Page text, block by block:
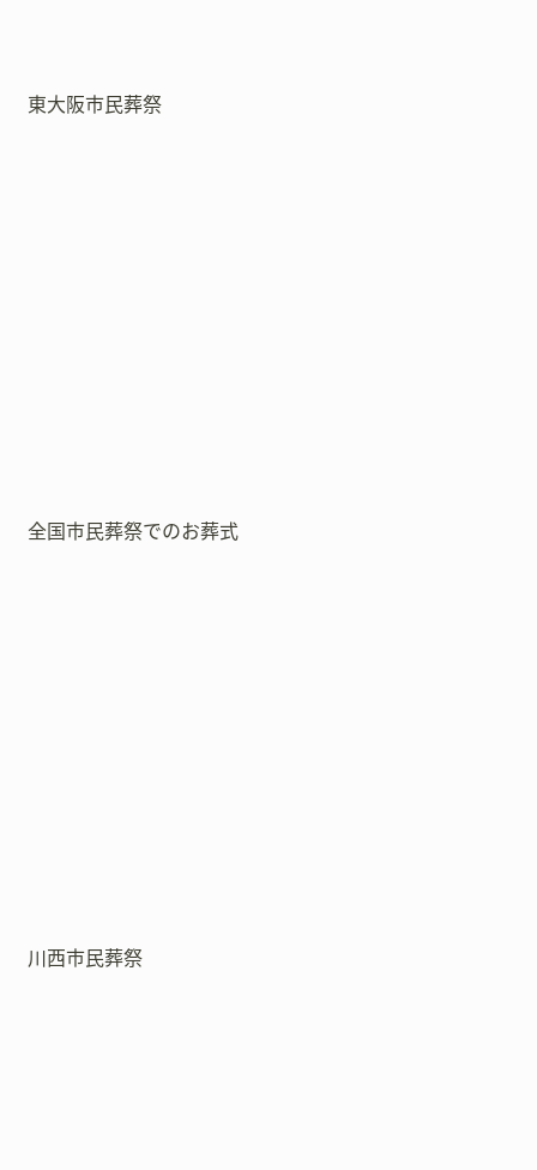
東大阪市民葬祭
全国市民葬祭でのお葬式
川西市民葬祭